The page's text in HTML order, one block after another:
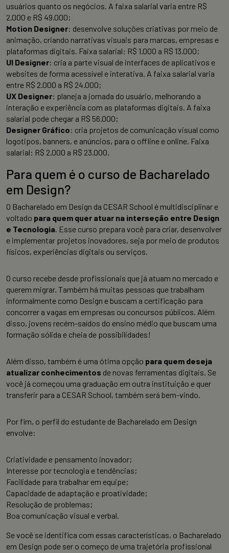
usuários quanto os negócios. A faixa salarial varia entre R$
2.000 e R$ 49.000;
Motion Designer: desenvolve soluções criativas por meio de
animação, criando narrativas visuais para marcas, empresas e
plataformas digitais. Faixa salarial: R$ 1.000 a R$ 13.000;
UI Designer: cria a parte visual de interfaces de aplicativos e
websites de forma acessível e interativa. A faixa salarial varia
entre R$ 2.000 a R$ 24.000;
UX Designer: planeja a jornada do usuário, melhorando a
interação e experiência com as plataformas digitais. A faixa
salarial pode chegar a R$ 56.000;
Designer Gráfico: cria projetos de comunicação visual como
logotipos, banners, e anúncios, para o offline e online. Faixa
salarial: R$ 2.000 a R$ 23.000.
Para quem é o curso de Bacharelado
em Design?
O Bacharelado em Design da CESAR School é multidisciplinar e
voltado para quem quer atuar na interseção entre Design
e Tecnologia. Esse curso prepara você para criar, desenvolver
e implementar projetos inovadores, seja por meio de produtos
físicos, experiências digitais ou serviços.
O curso recebe desde profissionais que já atuam no mercado e
querem migrar. Também há muitas pessoas que trabalham
informalmente como Design e buscam a certificação para
concorrer a vagas em empresas ou concursos públicos. Além
disso, jovens recém-saídos do ensino médio que buscam uma
formação sólida e cheia de possibilidades!
Além disso, também é uma ótima opção para quem deseja
atualizar conhecimentos de novas ferramentas digitais. Se
você já começou uma graduação em outra instituição e quer
transferir para a CESAR School, também será bem-vindo.
Por fim, o perfil do estudante de Bacharelado em Design
envolve:
Criatividade e pensamento inovador;
Interesse por tecnologia e tendências;
Facilidade para trabalhar em equipe;
Capacidade de adaptação e proatividade;
Resolução de problemas;
Boa comunicação visual e verbal.
Se você se identifica com essas características, o Bacharelado
em Design pode ser o começo de uma trajetória profissional